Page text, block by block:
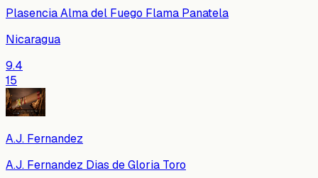
Plasencia Alma del Fuego Flama Panatela
Nicaragua
9.4
15
A.J. Fernandez
A.J. Fernandez Dias de Gloria Toro